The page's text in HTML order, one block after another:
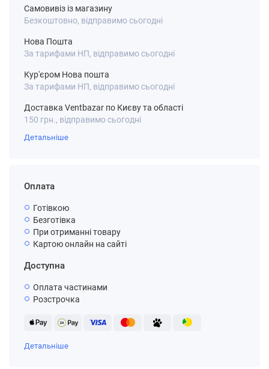
Самовивіз із магазину
Безкоштовно, відправимо сьогодні
Нова Пошта
За тарифами НП, відправимо сьогодні
Кур'єром Нова пошта
За тарифами НП, відправимо сьогодні
Доставка Ventbazar по Києву та області
150 грн., відправимо сьогодні
Детальніше
Оплата
Готівкою
Безготівка
При отриманні товару
Картою онлайн на сайті
Доступна
Оплата частинами
Розстрочка
Детальніше